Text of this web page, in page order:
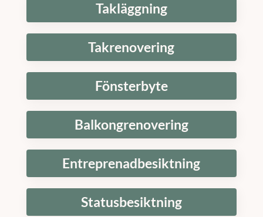
Takläggning
Takrenovering
Fönsterbyte
Balkongrenovering
Entreprenadbesiktning
Statusbesiktning